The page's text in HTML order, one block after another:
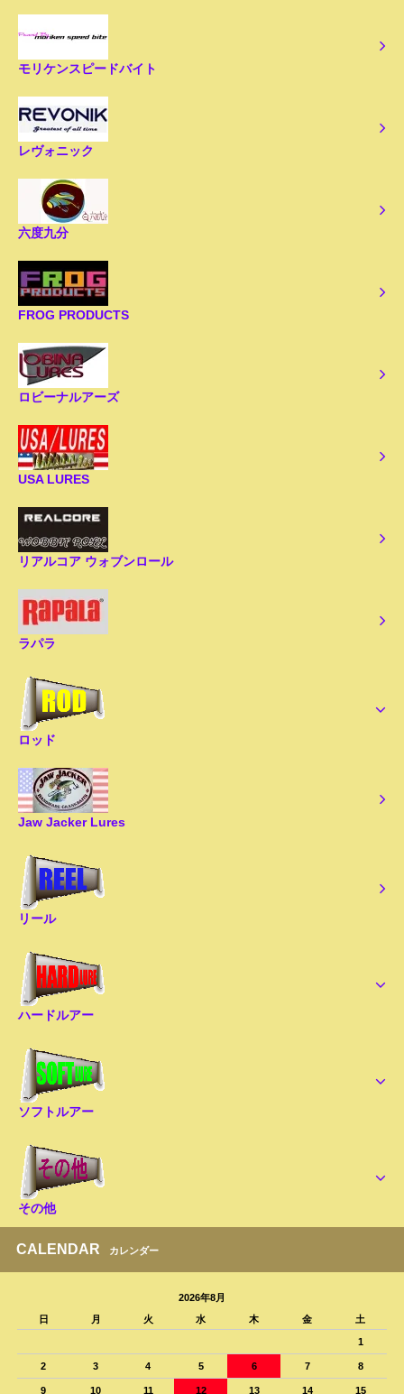
モリケンスピードバイト
レヴォニック
六度九分
FROG PRODUCTS
ロビーナルアーズ
USA LURES
リアルコア ウォブンロール
ラパラ
ロッド
Jaw Jacker Lures
リール
ハードルアー
ソフトルアー
その他
CALENDAR カレンダー
2026年8月
日
月 火 水 木 金 土
1
2 3 4 5 6 7 8
9 10 11 12 13 14 15